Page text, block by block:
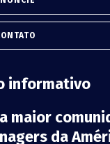
informativo
maior
da